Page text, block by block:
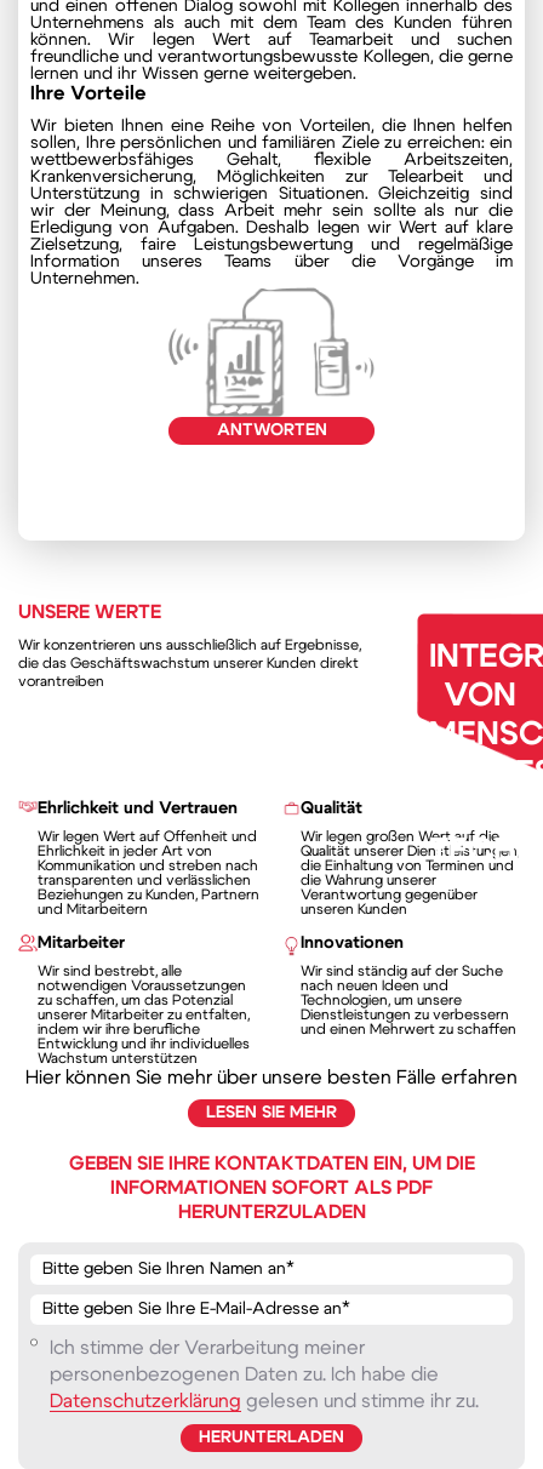
und einen offenen Dialog sowohl mit Kollegen innerhalb des
Unternehmens als auch mit dem Team des Kunden führen
können. Wir legen Wert auf Teamarbeit und suchen
freundliche und verantwortungsbewusste Kollegen, die gerne
lernen und ihr Wissen gerne weitergeben.
Ihre Vorteile
Wir bieten Ihnen eine Reihe von Vorteilen, die Ihnen helfen
sollen, Ihre persönlichen und familiären Ziele zu erreichen: ein
wettbewerbsfähiges Gehalt, flexible Arbeitszeiten,
Krankenversicherung, Möglichkeiten zur Telearbeit und
Unterstützung in schwierigen Situationen. Gleichzeitig sind
wir der Meinung, dass Arbeit mehr sein sollte als nur die
Erledigung von Aufgaben. Deshalb legen wir Wert auf klare
Zielsetzung, faire Leistungsbewertung und regelmäßige
Information unseres Teams über die Vorgänge im
Unternehmen.
ANTWORTEN
VON
UNSERE WERTE
Wir konzentrieren uns ausschließlich auf Ergebnisse,
die das Geschäftswachstum unserer Kunden direkt
vorantreiben
Ehrlichkeit und Vertrauen
Wir legen Wert auf Offenheit und
Ehrlichkeit in jeder Art von
Kommunikation und streben nach
transparenten und verlässlichen
Beziehungen zu Kunden, Partnern
und Mitarbeitern
Qualität
Wir legen großen Wert auf die
Qualität unserer Dienstleistungen,
die Einhaltung von Terminen und
die Wahrung unserer
Verantwortung gegenüber
unseren Kunden
Mitarbeiter
Wir sind bestrebt, alle
notwendigen Voraussetzungen
zu schaffen, um das Potenzial
unserer Mitarbeiter zu entfalten,
indem wir ihre berufliche
Entwicklung und ihr individuelles
Wachstum unterstützen
Innovationen
Wir sind ständig auf der Suche
nach neuen Ideen und
Technologien, um unsere
Dienstleistungen zu verbessern
und einen Mehrwert zu schaffen
Hier können Sie mehr über unsere besten Fälle erfahren
LESEN SIE MEHR
GEBEN SIE IHRE KONTAKTDATEN EIN, UM DIE
INFORMATIONEN SOFORT ALS PDF
HERUNTERZULADEN
Ich stimme der Verarbeitung meiner
personenbezogenen Daten zu. Ich habe die
Datenschutzerklärung gelesen und stimme ihr zu.